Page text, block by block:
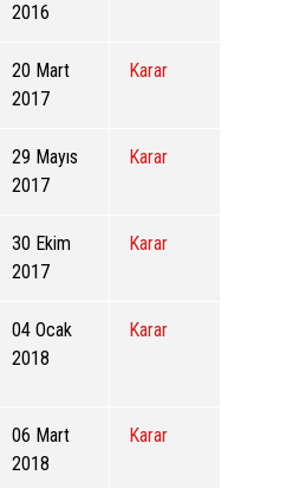
2016
20 Mart
2017
Karar
29 Mayıs
2017
Karar
30 Ekim
2017
Karar
04 Ocak
2018
Karar
06 Mart
2018
Karar